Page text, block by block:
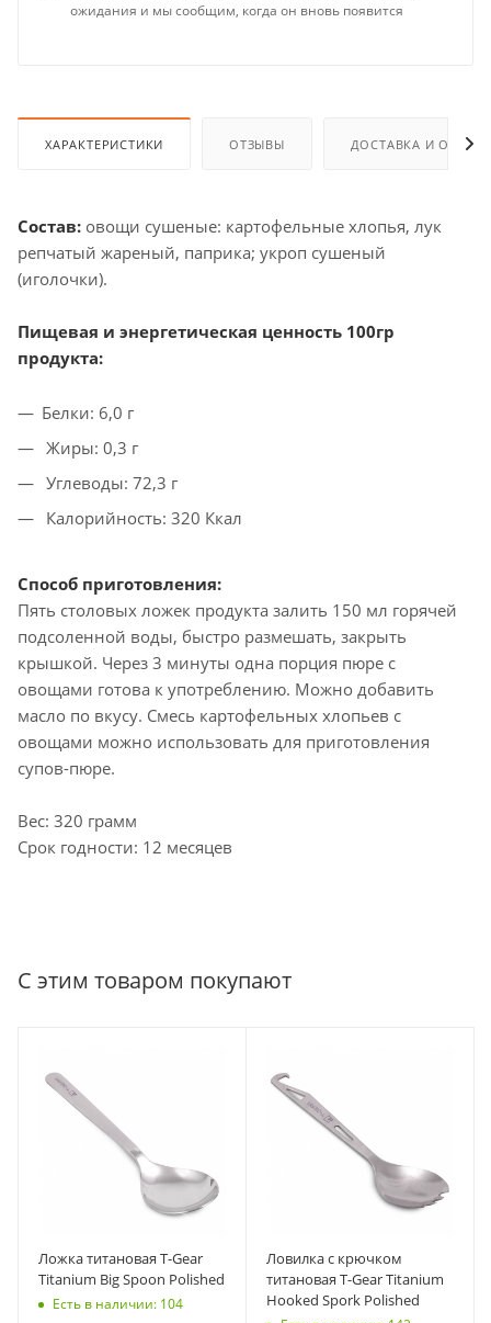
ожидания и мы сообщим, когда он вновь появится
ХАРАКТЕРИСТИКИ ОТЗЫВЫ ДОСТАВКА И
Состав: овощи сушеные: картофельные хлопья, лук
репчатый жареный, паприка; укроп сушеный
(иголочки).
Пищевая и энергетическая ценность 100гр
продукта:
Белки: 6,0 г
Жиры: 0,3 г
Углеводы: 72,3 г
Калорийность: 320 Ккал
Способ приготовления:
Пять столовых ложек продукта залить 150 мл горячей
подсоленной воды, быстро размешать, закрыть
крышкой. Через 3 минуты одна порция пюре с
овощами готова к употреблению. Можно добавить
масло по вкусу. Смесь картофельных хлопьев с
овощами можно использовать для приготовления
супов-пюре.
Вес: 320 грамм
Срок годности: 12 месяцев
С этим товаром покупают
Ложка титановая T-Gear
Titanium Big Spoon Polished
Есть в наличии: 104
Ловилка с крючком
титановая T-Gear Titanium
Hooked Spork Polished